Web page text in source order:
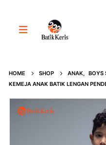
HOME SHOP ANAK, BOYS
KEMEJA ANAK BATIK LENGAN
Adipati
Online